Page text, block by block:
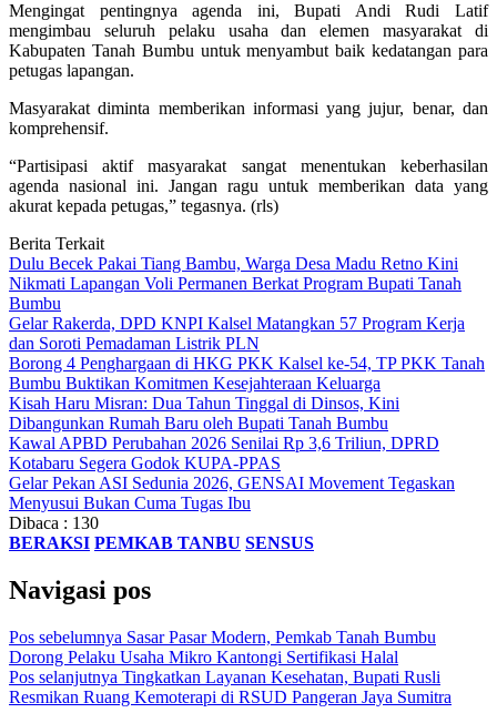
Mengingat pentingnya agenda ini, Bupati Andi Rudi Latif
mengimbau seluruh pelaku usaha dan elemen masyarakat di
Kabupaten Tanah Bumbu untuk menyambut baik kedatangan para
petugas lapangan.
Masyarakat diminta memberikan informasi yang jujur, benar, dan
komprehensif.
“Partisipasi aktif masyarakat sangat menentukan keberhasilan
agenda nasional ini. Jangan ragu untuk memberikan data yang
akurat kepada petugas,” tegasnya. (rls)
Berita Terkait
Dulu Becek Pakai Tiang Bambu, Warga Desa Madu Retno Kini
Nikmati Lapangan Voli Permanen Berkat Program Bupati Tanah
Bumbu
Gelar Rakerda, DPD KNPI Kalsel Matangkan 57 Program Kerja
dan Soroti Pemadaman Listrik PLN
Borong 4 Penghargaan di HKG PKK Kalsel ke-54, TP PKK Tanah
Bumbu Buktikan Komitmen Kesejahteraan Keluarga
Kisah Haru Misran: Dua Tahun Tinggal di Dinsos, Kini
Dibangunkan Rumah Baru oleh Bupati Tanah Bumbu
Kawal APBD Perubahan 2026 Senilai Rp 3,6 Triliun, DPRD
Kotabaru Segera Godok KUPA-PPAS
Gelar Pekan ASI Sedunia 2026, GENSAI Movement Tegaskan
Menyusui Bukan Cuma Tugas Ibu
Dibaca : 130
BERAKSI PEMKAB TANBU SENSUS
Navigasi pos
Pos sebelumnya Sasar Pasar Modern, Pemkab Tanah Bumbu
Dorong Pelaku Usaha Mikro Kantongi Sertifikasi Halal
Pos selanjutnya Tingkatkan Layanan Kesehatan, Bupati Rusli
Resmikan Ruang Kemoterapi di RSUD Pangeran Jaya Sumitra